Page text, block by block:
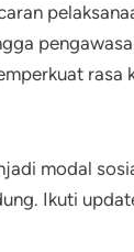
rasa
modal
Ikuti